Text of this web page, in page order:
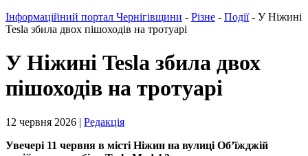
Інформаційний портал Чернігівщини - Різне - Події- У Ніжині
Tesla збила двох пішоходів на тротуарі
У Ніжині Tesla збила двох
пішоходів на тротуарі
12 червня 2026 | Редакція
Увечері 11 червня в місті Ніжин на вулиці Об’їжджій